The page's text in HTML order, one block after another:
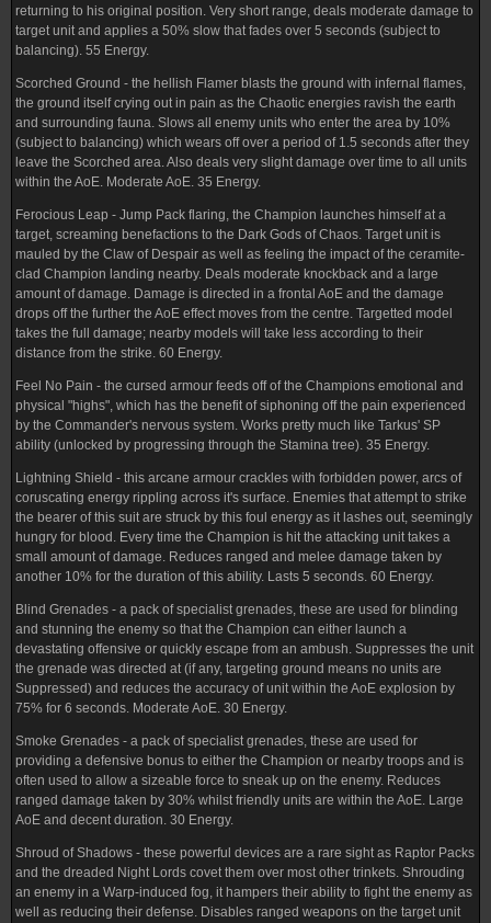
returning to his original position. Very short range, deals moderate damage to
target unit and applies a 50% slow that fades over 5 seconds (subject to
balancing). 55 Energy.
Scorched Ground - the hellish Flamer blasts the ground with infernal flames,
the ground itself crying out in pain as the Chaotic energies ravish the earth
and surrounding fauna. Slows all enemy units who enter the area by 10%
(subject to balancing) which wears off over a period of 1.5 seconds after they
leave the Scorched area. Also deals very slight damage over time to all units
within the AoE. Moderate AoE. 35 Energy.
Ferocious Leap - Jump Pack flaring, the Champion launches himself at a
target, screaming benefactions to the Dark Gods of Chaos. Target unit is
mauled by the Claw of Despair as well as feeling the impact of the ceramite-
clad Champion landing nearby. Deals moderate knockback and a large
amount of damage. Damage is directed in a frontal AoE and the damage
drops off the further the AoE effect moves from the centre. Targetted model
takes the full damage; nearby models will take less according to their
distance from the strike. 60 Energy.
Feel No Pain - the cursed armour feeds off of the Champions emotional and
physical "highs", which has the benefit of siphoning off the pain experienced
by the Commander's nervous system. Works pretty much like Tarkus' SP
ability (unlocked by progressing through the Stamina tree). 35 Energy.
Lightning Shield - this arcane armour crackles with forbidden power, arcs of
coruscating energy rippling across it's surface. Enemies that attempt to strike
the bearer of this suit are struck by this foul energy as it lashes out, seemingly
hungry for blood. Every time the Champion is hit the attacking unit takes a
small amount of damage. Reduces ranged and melee damage taken by
another 10% for the duration of this ability. Lasts 5 seconds. 60 Energy.
Blind Grenades - a pack of specialist grenades, these are used for blinding
and stunning the enemy so that the Champion can either launch a
devastating offensive or quickly escape from an ambush. Suppresses the unit
the grenade was directed at (if any, targeting ground means no units are
Suppressed) and reduces the accuracy of unit within the AoE explosion by
75% for 6 seconds. Moderate AoE. 30 Energy.
Smoke Grenades - a pack of specialist grenades, these are used for
providing a defensive bonus to either the Champion or nearby troops and is
often used to allow a sizeable force to sneak up on the enemy. Reduces
ranged damage taken by 30% whilst friendly units are within the AoE. Large
AoE and decent duration. 30 Energy.
Shroud of Shadows - these powerful devices are a rare sight as Raptor Packs
and the dreaded Night Lords covet them over most other trinkets. Shrouding
an enemy in a Warp-induced fog, it hampers their ability to fight the enemy as
well as reducing their defense. Disables ranged weapons on the target unit